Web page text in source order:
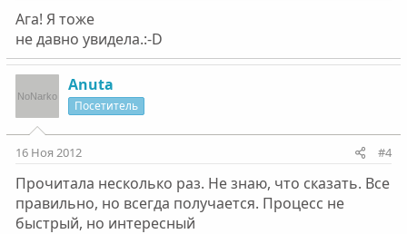
Ага! Я тоже
не давно увидела.:-D
Anuta
Посетитель
16 Ноя 2012 #4
Прочитала несколько раз. Не знаю, что сказать. Все
правильно, но всегда получается. Процесс не
быстрый, но интересный